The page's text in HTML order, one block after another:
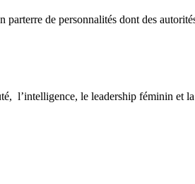
de personnalités dont des
l’intelligence, le leadership féminin et